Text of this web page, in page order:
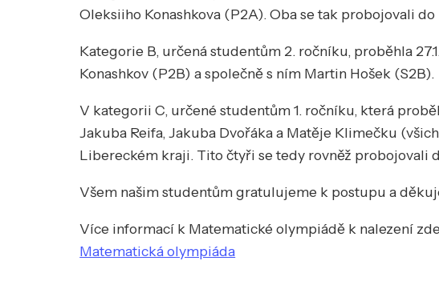
Oleksiiho Konashkova (P2A). Oba se tak probojovali do
Kategorie B, určená studentům 2. ročníku, proběhla
Konashkov (P2B) a společně s ním Martin Hošek (S2B).
V kategorii C, určené studentům 1. ročníku, která
Jakuba Reifa, Jakuba Dvořáka a Matěje Klimečku
Libereckém kraji. Tito čtyři se tedy rovněž probojovali
Všem našim studentům gratulujeme k postupu a
Více informací k Matematické olympiádě k nalezení
Matematická olympiáda